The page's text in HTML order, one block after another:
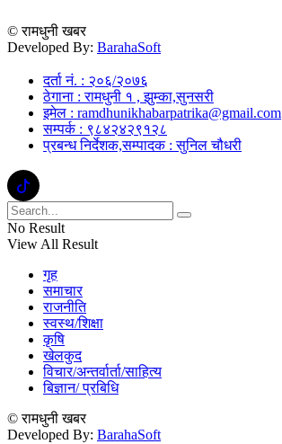
© रामधुनी खबर
Developed By: BarahaSoft
दर्ता नं. : २०६/२०७६
ठेगाना : रामधुनी १ , झुम्का,सुनसरी
इमेल : ramdhunikhabarpatrika@gmail.com
सम्पर्क : ९८४२४२९१२८
प्रबन्ध निर्देशक,सम्पादक : सुनिल चौधरी
No Result
View All Result
गृह
समाचार
राजनीति
स्वस्थ/शिक्षा
कृषि
खेलकुद
विचार/अन्तर्वार्ता/साहित्य
बिज्ञान/ प्रबिधि
© रामधुनी खबर
Developed By: BarahaSoft